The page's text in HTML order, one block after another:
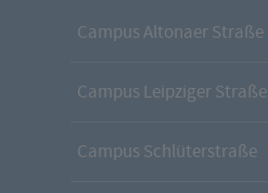
Campus Altonaer Straße
Campus Leipziger Straße
Campus Schlüterstraße